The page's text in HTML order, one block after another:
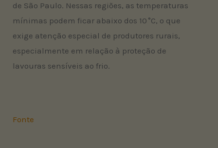
de São Paulo. Nessas regiões, as temperaturas
mínimas podem ficar abaixo dos 10 °C, o que
exige atenção especial de produtores rurais,
especialmente em relação à proteção de
lavouras sensíveis ao frio.
Fonte